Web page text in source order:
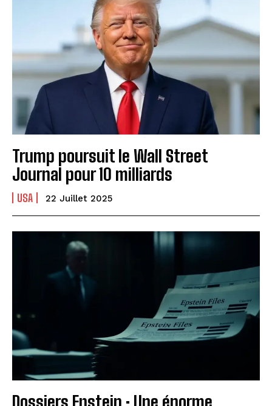
Trump poursuit le Wall Street
Journal pour 10 milliards
USA 22 Juillet 2025
Dossiers Epstein : Une énorme